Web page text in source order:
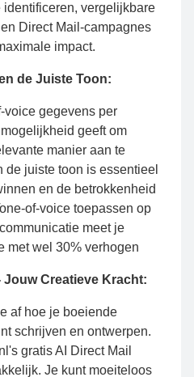
vergelijkbare
Direct Mail-campagnes
impact.
de Juiste Toon:
voice gegevens per
geeft om
manier aan te
juiste toon is essentieel
en de betrokkenheid
of-voice toepassen op
meet je
met wel 30% verhogen
Jouw Creatieve Kracht:
af hoe je boeiende
schrijven en ontwerpen.
gratis AI Direct Mail
Je kunt moeiteloos